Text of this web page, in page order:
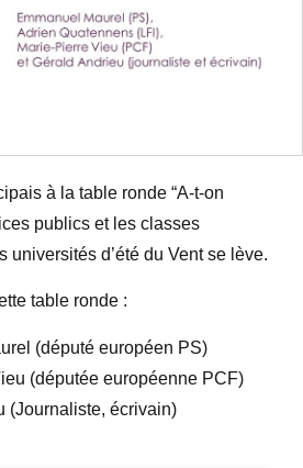
à la table ronde “A-t-on
publics et les classes
universités d’été du Vent se lève.
table ronde :
(député européen PS)
(députée européenne PCF)
(Journaliste, écrivain)